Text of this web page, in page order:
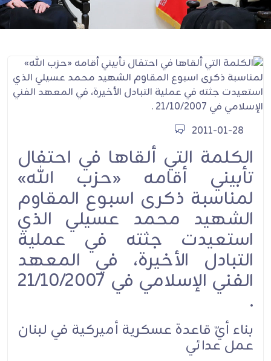
2011-01-28
الكلمة التي ألقاها في احتفال
تأبيني أقامه «حزب الله»
لمناسبة ذكرى اسبوع المقاوم
الشهيد محمد عسيلي الذي
استعيدت جثته في عملية
التبادل الأخيرة، في المعهد
الفني الإسلامي في 21/10/2007
.
بناء أيّ قاعدة عسكرية أميركية في لبنان
عمل عدائي